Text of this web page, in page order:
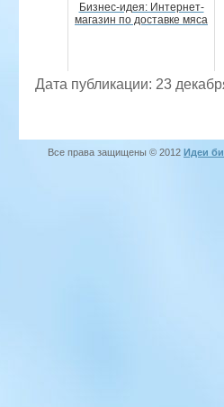
Бизнес-идея: Интернет-
магазин по доставке мяса
Дата публикации: 23
Все права защищены © 2012 Идеи